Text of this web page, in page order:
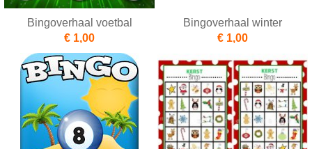
Bingoverhaal voetbal
€ 1,00
Bingoverhaal winter
€ 1,00